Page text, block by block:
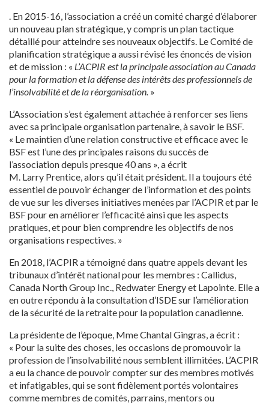
. En 2015-16, l’association a créé un comité chargé d’élaborer
un nouveau plan stratégique, y compris un plan tactique
détaillé pour atteindre ses nouveaux objectifs. Le Comité de
planification stratégique a aussi révisé les énoncés de vision
et de mission : « L’ACPIR est la principale association au Canada
pour la formation et la défense des intérêts des professionnels de
l’insolvabilité et de la réorganisation. »
L’Association s’est également attachée à renforcer ses liens
avec sa principale organisation partenaire, à savoir le BSF.
« Le maintien d’une relation constructive et efficace avec le
BSF est l’une des principales raisons du succès de
l’association depuis presque 40 ans », a écrit
M. Larry Prentice, alors qu’il était président. Il a toujours été
essentiel de pouvoir échanger de l’information et des points
de vue sur les diverses initiatives menées par l’ACPIR et par le
BSF pour en améliorer l’efficacité ainsi que les aspects
pratiques, et pour bien comprendre les objectifs de nos
organisations respectives. »
En 2018, l’ACPIR a témoigné dans quatre appels devant les
tribunaux d’intérêt national pour les membres : Callidus,
Canada North Group Inc., Redwater Energy et Lapointe. Elle a
en outre répondu à la consultation d’ISDE sur l’amélioration
de la sécurité de la retraite pour la population canadienne.
La présidente de l’époque, Mme Chantal Gingras, a écrit :
« Pour la suite des choses, les occasions de promouvoir la
profession de l’insolvabilité nous semblent illimitées. L’ACPIR
a eu la chance de pouvoir compter sur des membres motivés
et infatigables, qui se sont fidèlement portés volontaires
comme membres de comités, parrains, mentors ou